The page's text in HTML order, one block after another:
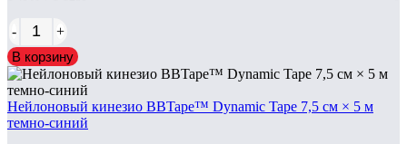
-
+
В корзину
Нейлоновый кинезио BBTape™ Dynamic Tape 7,5 см × 5 м
темно-синий